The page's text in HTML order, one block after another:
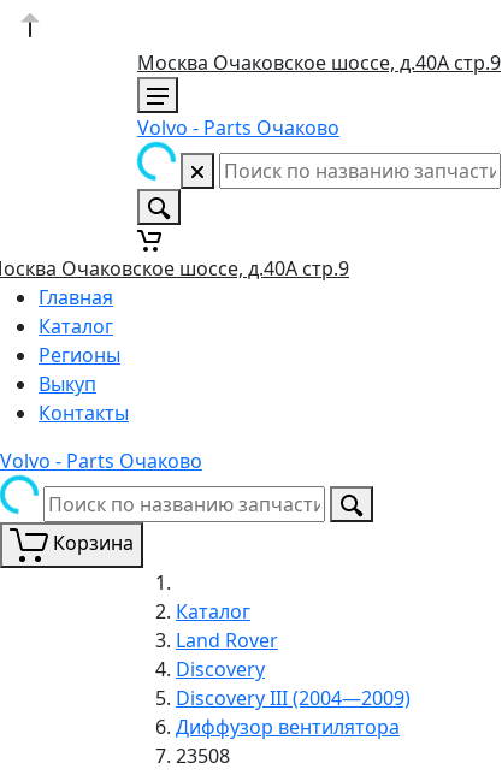
Москва Очаковское шоссе, д.40А стр.9
Volvo - Parts Очаково
Очаковское шоссе, д.40А стр.9
Главная
Каталог
Регионы
Выкуп
Контакты
Volvo - Parts Очаково
Корзина
Каталог
Land Rover
Discovery
Discovery III (2004—2009)
Диффузор вентилятора
23508